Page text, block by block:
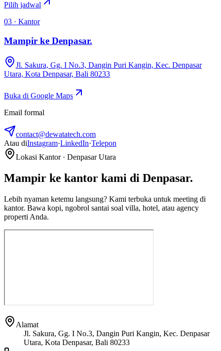
Pilih jadwal
03 · Kantor
Mampir ke Denpasar.
Jl. Sakura, Gg. I No.3, Dangin Puri Kangin, Kec. Denpasar
Utara, Kota Denpasar, Bali 80233
Buka di Google Maps
Email formal
contact@dewatatech.com
Atau diInstagram·LinkedIn·Telepon
Lokasi Kantor · Denpasar Utara
Mampir ke kantor kami di Denpasar.
Lebih nyaman ketemu langsung? Kami terbuka untuk meeting di
kantor. Bawa kopi, ngobrol santai soal villa, hotel, atau agency
properti Anda.
Alamat
Jl. Sakura, Gg. I No.3, Dangin Puri Kangin, Kec. Denpasar
Utara, Kota Denpasar, Bali 80233